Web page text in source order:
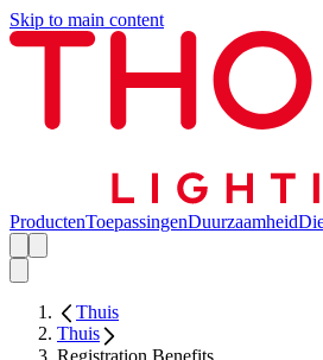
Skip to main content
ProductenToepassingenDuurzaamheid
Thuis
Thuis
Registration Benefits